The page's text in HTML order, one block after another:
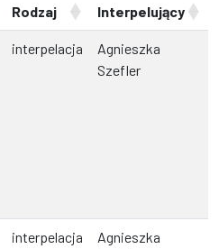
Rodzaj Interpelujący
interpelacja
Agnieszka
Szefler
interpelacja
Agnieszka